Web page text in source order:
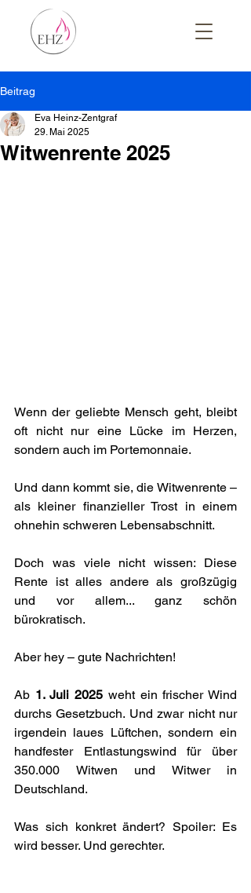
Beitrag
Witwenrente 2025
Eva Heinz-Zentgraf
29. Mai 2025
Wenn der geliebte Mensch geht, bleibt
oft nicht nur eine Lücke im Herzen,
sondern auch im Portemonnaie.
Und dann kommt sie, die Witwenrente –
als kleiner finanzieller Trost in einem
ohnehin schweren Lebensabschnitt.
Doch was viele nicht wissen: Diese
Rente ist alles andere als großzügig
und vor allem... ganz schön
bürokratisch.
Aber hey – gute Nachrichten!
Ab 1. Juli 2025 weht ein frischer Wind
durchs Gesetzbuch. Und zwar nicht nur
irgendein laues Lüftchen, sondern ein
handfester Entlastungswind für über
350.000 Witwen und Witwer in
Deutschland.
Was sich konkret ändert? Spoiler: Es
wird besser. Und gerechter.